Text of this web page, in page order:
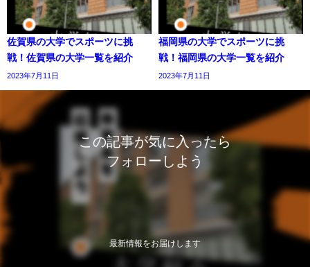
佐賀県の大学でスポーツに挑
戦！佐賀県の大学一覧を紹介
2023年7月11日
福岡県の大学でスポーツに挑
戦！福岡県の大学一覧を紹介
2023年7月11日
この記事が気に入ったら
フォローしよう
最新情報をお届けします